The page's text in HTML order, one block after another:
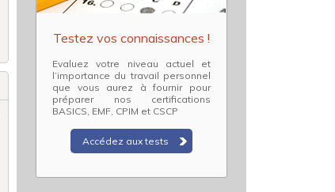
Testez vos connaissances !
Evaluez votre niveau actuel et
l’importance du travail personnel
que vous aurez à fournir pour
préparer nos certifications
BASICS, EMF, CPIM et CSCP
Accédez aux tests